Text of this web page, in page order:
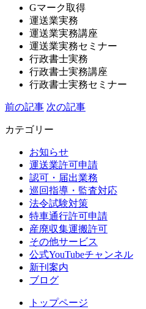
Gマーク取得
運送業実務
運送業実務講座
運送業実務セミナー
行政書士実務
行政書士実務講座
行政書士実務セミナー
前の記事 次の記事
カテゴリー
お知らせ
運送業許可申請
認可・届出業務
巡回指導・監査対応
法令試験対策
特車通行許可申請
産廃収集運搬許可
その他サービス
公式YouTubeチャンネル
新刊案内
ブログ
トップページ